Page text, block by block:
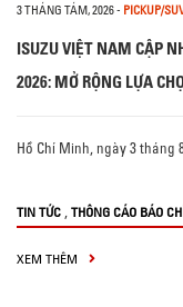
3 THÁNG TÁM, 2026- PICKUP/
ISUZU VIỆT NAM CẬP
2026: MỞ RỘNG LỰA
Hồ Chí Minh, ngày 3 tháng
TIN TỨC , THÔNG CÁO BÁO
XEM THÊM